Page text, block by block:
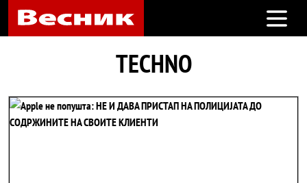
Open
TECHNO